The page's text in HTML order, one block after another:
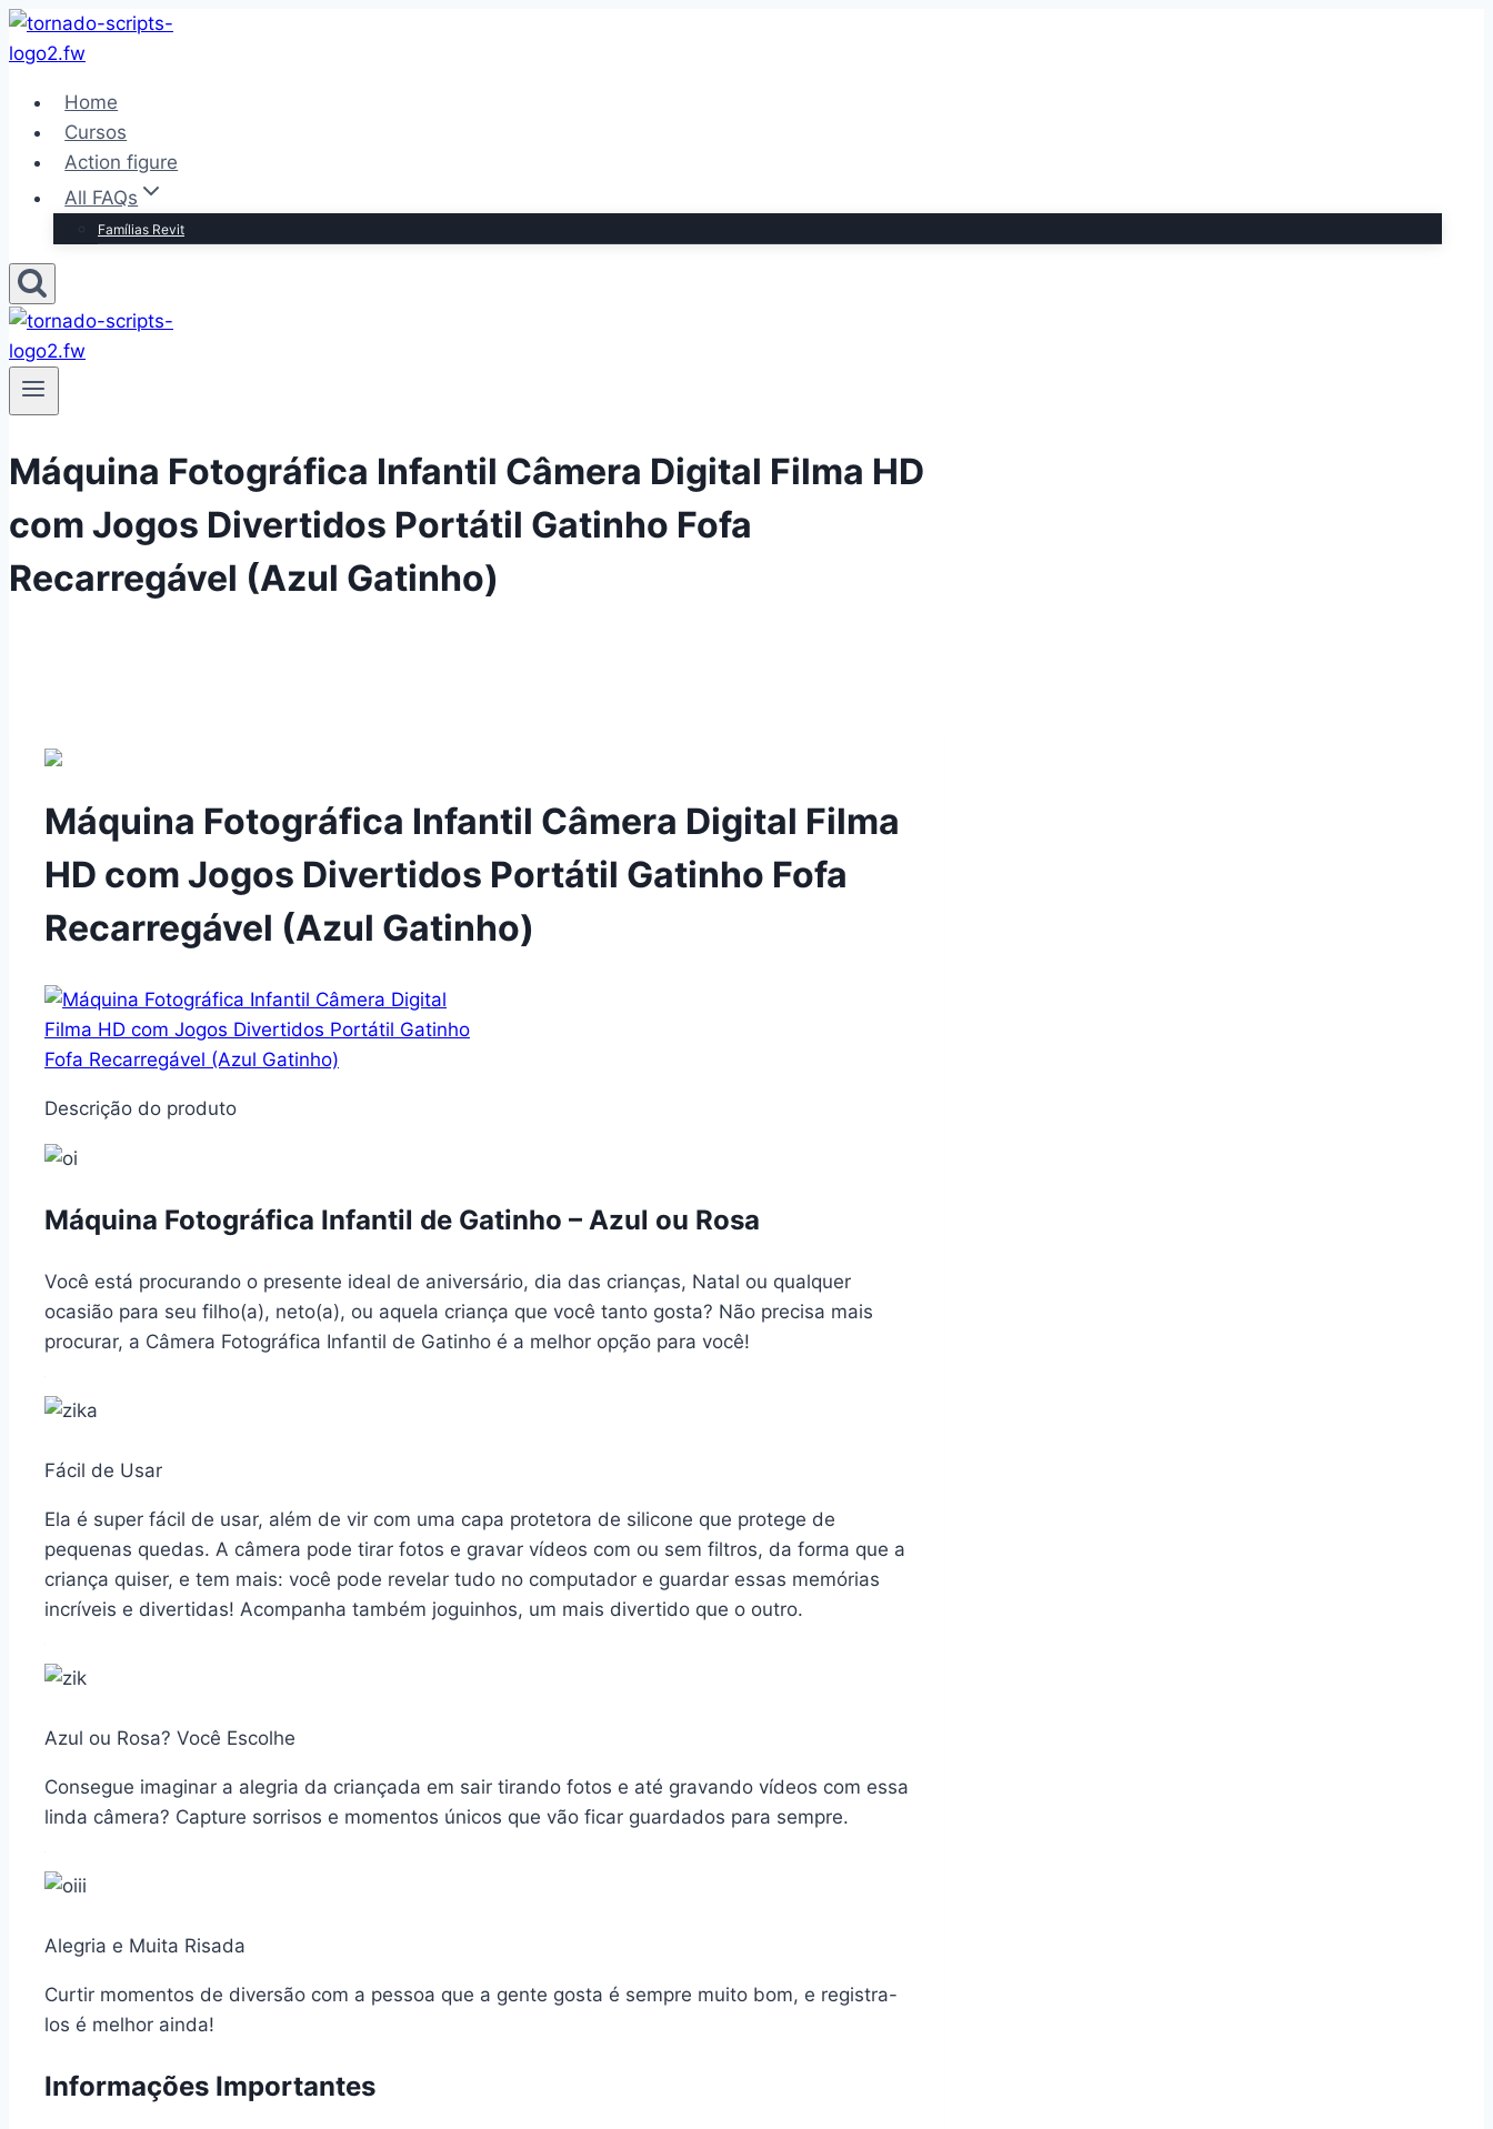
Pular
para
Conteúdo
Home
Cursos
Action figure
All FAQs
Famílias Revit
Máquina Fotográfica Infantil Câmera Digital Filma HD
com Jogos Divertidos Portátil Gatinho Fofa
Recarregável (Azul Gatinho)
Máquina Fotográfica Infantil Câmera Digital Filma
HD com Jogos Divertidos Portátil Gatinho Fofa
Recarregável (Azul Gatinho)
Descrição do produto
Máquina Fotográfica Infantil de Gatinho – Azul ou Rosa
Você está procurando o presente ideal de aniversário, dia das crianças, Natal ou qualquer
ocasião para seu filho(a), neto(a), ou aquela criança que você tanto gosta? Não precisa mais
procurar, a Câmera Fotográfica Infantil de Gatinho é a melhor opção para você!
Fácil de Usar
Ela é super fácil de usar, além de vir com uma capa protetora de silicone que protege de
pequenas quedas. A câmera pode tirar fotos e gravar vídeos com ou sem filtros, da forma que a
criança quiser, e tem mais: você pode revelar tudo no computador e guardar essas memórias
incríveis e divertidas! Acompanha também joguinhos, um mais divertido que o outro.
Azul ou Rosa? Você Escolhe
Consegue imaginar a alegria da criançada em sair tirando fotos e até gravando vídeos com essa
linda câmera? Capture sorrisos e momentos únicos que vão ficar guardados para sempre.
Alegria e Muita Risada
Curtir momentos de diversão com a pessoa que a gente gosta é sempre muito bom, e registra-
los é melhor ainda!
Informações Importantes